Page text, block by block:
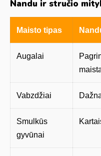
Nandu ir stručio
Maisto tipas
Augalai
Vabzdžiai
Smulkūs
gyvūnai